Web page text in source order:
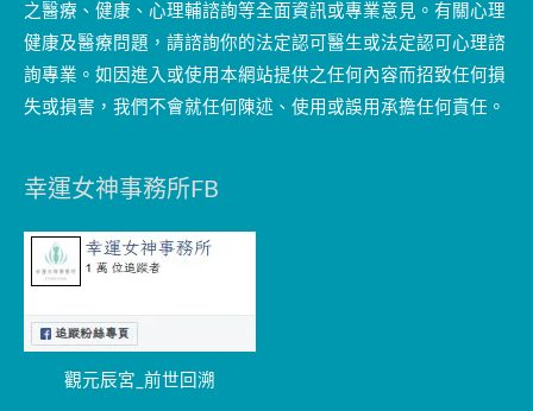
之醫療、健康、心理輔諮詢等全面資訊或專業意見。有關心理
健康及醫療問題，請諮詢你的法定認可醫生或法定認可心理諮
詢專業。如因進入或使用本網站提供之任何內容而招致任何損
失或損害，我們不會就任何陳述、使用或誤用承擔任何責任。
幸運女神事務所FB
觀元辰宮_前世回溯